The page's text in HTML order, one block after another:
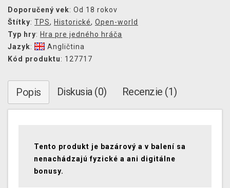
Doporučený vek: Od 18 rokov
Štítky: TPS, Historické, Open-world
Typ hry: Hra pre jedného hráča
Jazyk:
Angličtina
Kód produktu: 127717
Popis Diskusia (0) Recenzie (1)
Tento produkt je bazárový a v balení sa
nenachádzajú fyzické a ani digitálne
bonusy.